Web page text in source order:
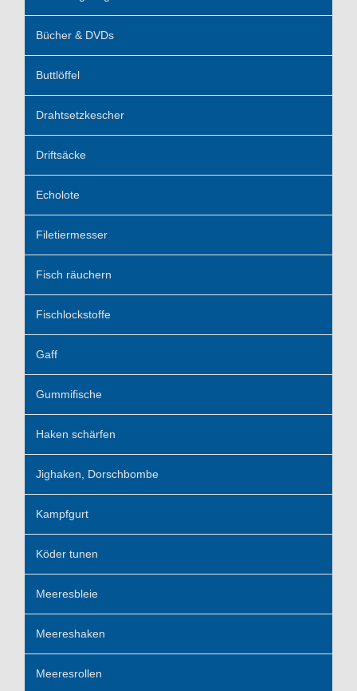
Bücher & DVDs
Buttlöffel
Drahtsetzkescher
Driftsäcke
Echolote
Filetiermesser
Fisch räuchern
Fischlockstoffe
Gaff
Gummifische
Haken schärfen
Jighaken, Dorschbombe
Kampfgurt
Köder tunen
Meeresbleie
Meereshaken
Meeresrollen